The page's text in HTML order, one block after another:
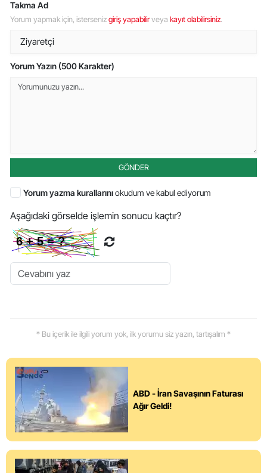
Takma Ad
Yorum yapmak için, istersenizgiriş yapabilirveya kayıt olabilirsiniz.
Yorum Yazın (500 Karakter)
GÖNDER
Yorum yazma kurallarınıokudum ve kabul ediyorum
Aşağıdaki görselde işlemin sonucu kaçtır?
* Bu içerik ile ilgili yorum yok, ilk yorumu siz yazın, tartışalım *
ABD - İran Savaşının Faturası
Ağır Geldi!